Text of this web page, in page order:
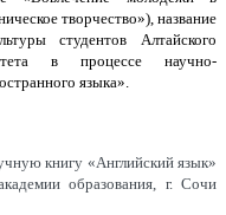
творчество»), название
студентов Алтайского
в процессе научно-
языка».
книгу «Английский язык»
образования, г. Сочи